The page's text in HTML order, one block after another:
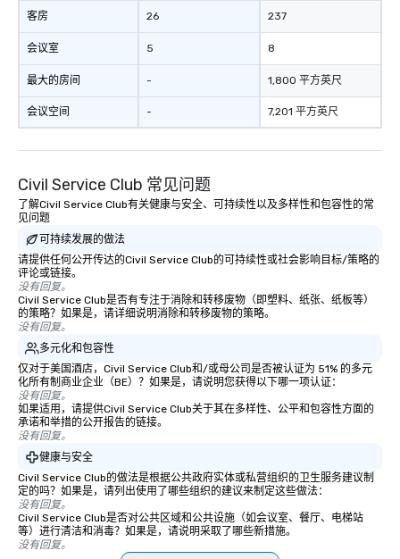
客房
会议室
最大的房间
会议空间
26
5
-
-
237
8
1,800 平方英尺
7,201 平方英尺
Civil Service Club 常见问题
了解Civil Service Club有关健康与安全、可持续性以及多样性和包容性的常
见问题
可持续发展的做法
请提供任何公开传达的Civil Service Club的可持续性或社会影响目标/策略的
评论或链接。
没有回复。
Civil Service Club是否有专注于消除和转移废物（即塑料、纸张、纸板等）
的策略？如果是，请详细说明消除和转移废物的策略。
没有回复。
多元化和包容性
仅对于美国酒店，Civil Service Club和/或母公司是否被认证为 51% 的多元
化所有制商业企业（BE）？如果是，请说明您获得以下哪一项认证：
没有回复。
如果适用，请提供Civil Service Club关于其在多样性、公平和包容性方面的
承诺和举措的公开报告的链接。
没有回复。
健康与安全
Civil Service Club的做法是根据公共政府实体或私营组织的卫生服务建议制
定的吗？如果是，请列出使用了哪些组织的建议来制定这些做法：
没有回复。
Civil Service Club是否对公共区域和公共设施（如会议室、餐厅、电梯站
等）进行清洁和消毒？如果是，请说明采取了哪些新措施。
没有回复。